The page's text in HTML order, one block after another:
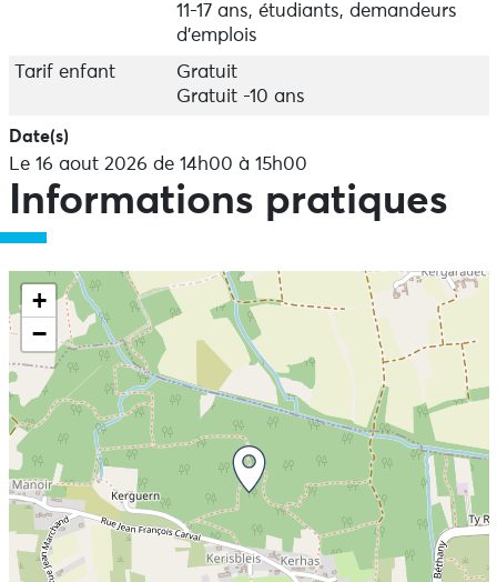
11-17 ans, étudiants, demandeurs
d'emplois
Tarif enfant
Gratuit
Gratuit -10 ans
Date(s)
Le 16 aout 2026 de 14h00 à 15h00
Informations pratiques
+
−